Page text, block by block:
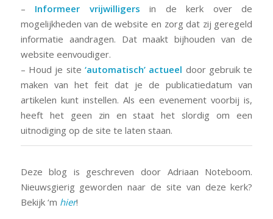
– Informeer vrijwilligers in de kerk over de
mogelijkheden van de website en zorg dat zij geregeld
informatie aandragen. Dat maakt bijhouden van de
website eenvoudiger.
– Houd je site ‘automatisch’ actueel door gebruik te
maken van het feit dat je de publicatiedatum van
artikelen kunt instellen. Als een evenement voorbij is,
heeft het geen zin en staat het slordig om een
uitnodiging op de site te laten staan.
Deze blog is geschreven door Adriaan Noteboom.
Nieuwsgierig geworden naar de site van deze kerk?
Bekijk ‘m hier!